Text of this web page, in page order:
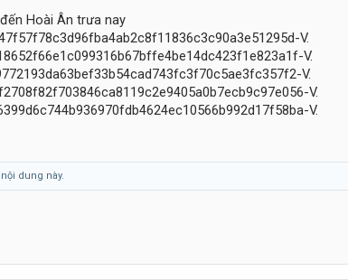
Hoài Ân trưa nay
dung này.